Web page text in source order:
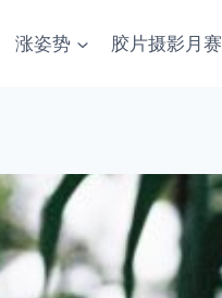
涨姿势 胶片摄影月赛